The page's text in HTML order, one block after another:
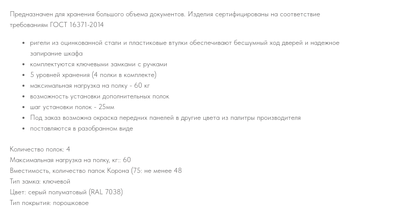
Предназначен для хранения большого объема документов. Изделия сертифицированы на соответствие
требованиям ГОСТ 16371-2014
ригели из оцинкованной стали и пластиковые втулки обеспечивают бесшумный ход дверей и надежное
запирание шкафа
комплектуются ключевыми замками с ручками
5 уровней хранения (4 полки в комплекте)
максимальная нагрузка на полку - 60 кг
возможность установки дополнительных полок
шаг установки полок - 25мм
Под заказ возможна окраска передних панелей в другие цвета из палитры производителя
поставляются в разобранном виде
Количество полок: 4
Максимальная нагрузка на полку, кг:: 60
Вместимость, количество папок Корона (75: не менее 48
Тип замка: ключевой
Цвет: серый полуматовый (RAL 7038)
Тип покрытия: порошковое